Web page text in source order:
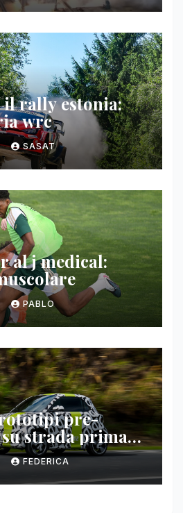
il rally estonia:
wrc
SASAT
al j medical:
PABLO
pre-
strada prima
show 2026
FEDERICA